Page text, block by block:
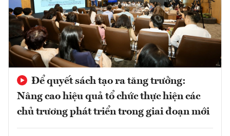
Để quyết sách tạo ra tăng trưởng:
Nâng cao hiệu quả tổ chức thực hiện các
chủ trương phát triển trong giai đoạn mới